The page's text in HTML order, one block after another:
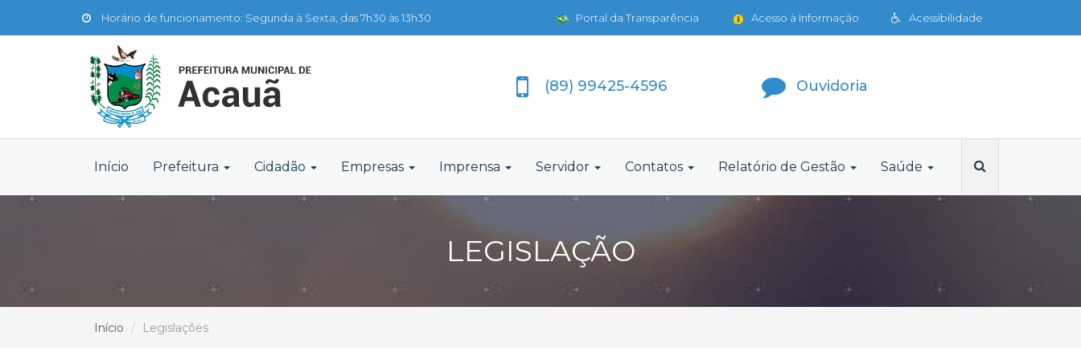
Horário de funcionamento: Segunda à Sexta, das 7h30 às 13h30 Acessibilidade
Acesso à Informação
Portal da Transparência
(89) 99425-4596 Ouvidoria
Início Prefeitura Cidadão Empresas Imprensa Servidor Contatos Relatório de Gestão Saúde
LEGISLAÇÃO
Início Legislações